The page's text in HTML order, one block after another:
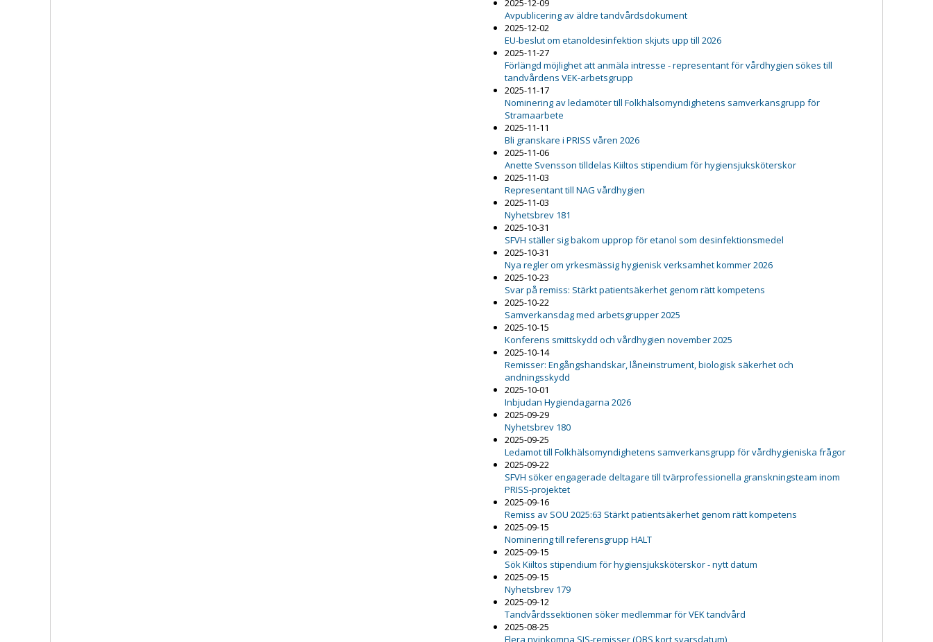
2025-12-09
Avpublicering av äldre tandvårdsdokument
2025-12-02
EU-beslut om etanoldesinfektion skjuts upp till 2026
2025-11-27
Förlängd möjlighet att anmäla intresse - representant för vårdhygien sökes till
tandvårdens VEK-arbetsgrupp
2025-11-17
Nominering av ledamöter till Folkhälsomyndighetens samverkansgrupp för
Stramaarbete
2025-11-11
Bli granskare i PRISS våren 2026
2025-11-06
Anette Svensson tilldelas Kiiltos stipendium för hygiensjuksköterskor
2025-11-03
Representant till NAG vårdhygien
2025-11-03
Nyhetsbrev 181
2025-10-31
SFVH ställer sig bakom upprop för etanol som desinfektionsmedel
2025-10-31
Nya regler om yrkesmässig hygienisk verksamhet kommer 2026
2025-10-23
Svar på remiss: Stärkt patientsäkerhet genom rätt kompetens
2025-10-22
Samverkansdag med arbetsgrupper 2025
2025-10-15
Konferens smittskydd och vårdhygien november 2025
2025-10-14
Remisser: Engångshandskar, låneinstrument, biologisk säkerhet och
andningsskydd
2025-10-01
Inbjudan Hygiendagarna 2026
2025-09-29
Nyhetsbrev 180
2025-09-25
Ledamot till Folkhälsomyndighetens samverkansgrupp för vårdhygieniska frågor
2025-09-22
SFVH söker engagerade deltagare till tvärprofessionella granskningsteam inom
PRISS-projektet
2025-09-16
Remiss av SOU 2025:63 Stärkt patientsäkerhet genom rätt kompetens
2025-09-15
Nominering till referensgrupp HALT
2025-09-15
Sök Kiiltos stipendium för hygiensjuksköterskor - nytt datum
2025-09-15
Nyhetsbrev 179
2025-09-12
Tandvårdssektionen söker medlemmar för VEK tandvård
2025-08-25
Flera nyinkomna SIS-remisser (OBS kort svarsdatum)